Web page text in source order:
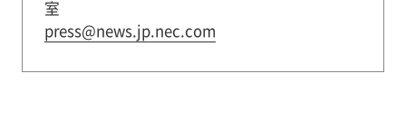
室
press@news.jp.nec.com